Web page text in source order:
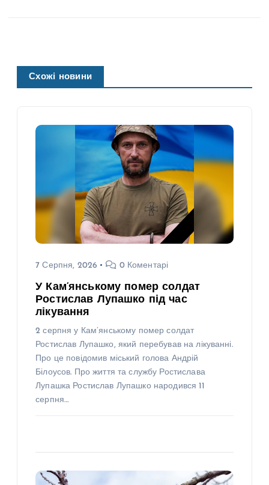
Схожі новини
7 Серпня, 2026 0 Коментарі
У Кам’янському помер солдат
Ростислав Лупашко під час
лікування
2 серпня у Кам’янському помер солдат
Ростислав Лупашко, який перебував на лікуванні.
Про це повідомив міський голова Андрій
Білоусов. Про життя та службу Ростислава
Лупашка Ростислав Лупашко народився 11
серпня…